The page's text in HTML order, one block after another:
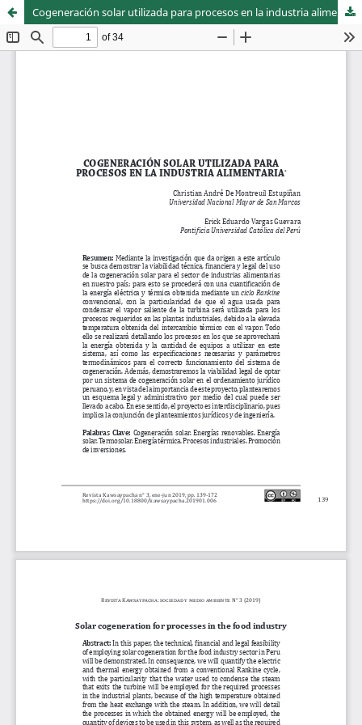
Cogeneración solar utilizada para procesos en la industria alimentaria